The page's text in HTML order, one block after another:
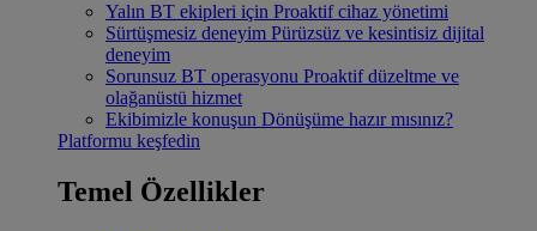
Yalın BT ekipleri için Proaktif cihaz yönetimi
Sürtüşmesiz deneyim Pürüzsüz ve kesintisiz dijital
deneyim
Sorunsuz BT operasyonu Proaktif düzeltme ve
olağanüstü hizmet
Ekibimizle konuşun Dönüşüme hazır mısınız?
Platformu keşfedin
Temel Özellikler